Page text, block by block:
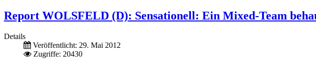
Report WOLSFELD (D): Sensationell: Ein Mixed-Team
Details
Veröffentlicht: 29. Mai 2012
Zugriffe: 20430